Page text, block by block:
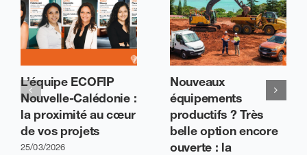
L’équipe ECOFIP
Nouvelle-Calédonie :
la proximité au cœur
de vos projets
25/03/2026
Nouveaux
équipements
productifs ? Très
belle option encore
ouverte : la